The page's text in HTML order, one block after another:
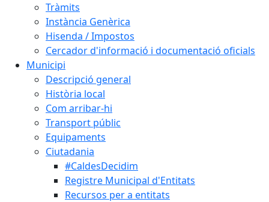
Tràmits
Instància Genèrica
Hisenda / Impostos
Cercador d'informació i documentació oficials
Municipi
Descripció general
Història local
Com arribar-hi
Transport públic
Equipaments
Ciutadania
#CaldesDecidim
Registre Municipal d'Entitats
Recursos per a entitats